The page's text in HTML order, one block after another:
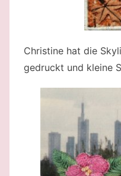
Christine hat die
gedruckt und kleine